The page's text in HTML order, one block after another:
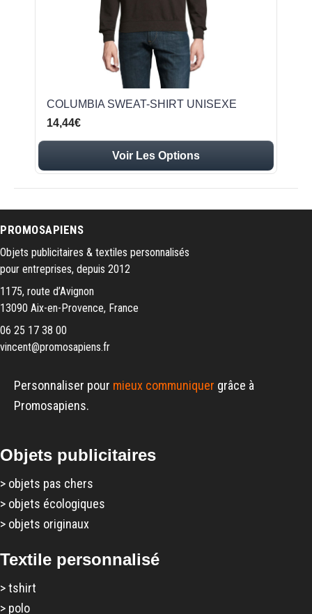
COLUMBIA SWEAT-SHIRT UNISEXE
14,44€
Voir Les Options
PROMOSAPIENS
Objets publicitaires & textiles personnalisés
pour entreprises, depuis 2012
1175, route d’Avignon
13090 Aix-en-Provence, France
06 25 17 38 00
vincent@promosapiens.fr
Personnaliser pour mieux communiquer grâce à
Promosapiens.
Objets publicitaires
> objets pas chers
> objets écologiques
> objets originaux
Textile personnalisé
>tshirt
> polo